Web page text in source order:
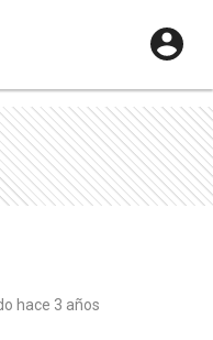
hace 3 años